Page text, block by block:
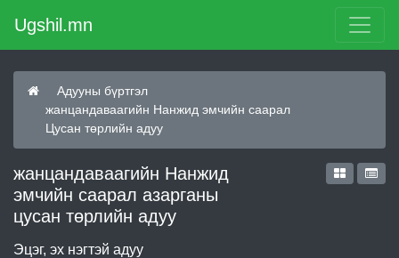
Ugshil.mn
Адууны бүртгэл
жанцандаваагийн Нанжид эмчийн саарал
Цусан төрлийн адуу
жанцандаваагийн Нанжид
эмчийн саарал азарганы
цусан төрлийн адуу
Эцэг, эх нэгтэй адуу